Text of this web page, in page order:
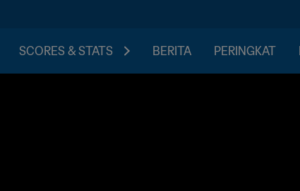
SCORES & STATS BERITA PERINGKAT